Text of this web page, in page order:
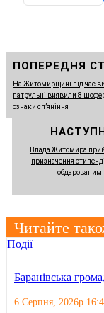
ПОПЕРЕДНЯ
На Житомирщині під час
патрульні виявили 8
ознаки сп’яніння
Влада Житомира
призначення
обдарованим
Читайте
Події
Баранівська
6 Серпня, 2026р